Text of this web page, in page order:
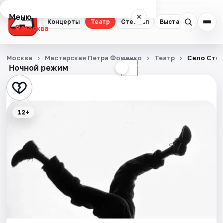
Концерты Театр Стендап Выставки
Меню ×
Москва
Концерты
Театр
Стендап
Квесты
Экскурсии
Ночной режим ☾
Москва Мастерская Петра Фоменко Театр Село
12+